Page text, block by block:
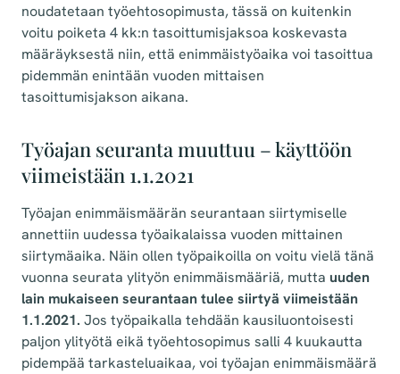
noudatetaan työehtosopimusta, tässä on kuitenkin
voitu poiketa 4 kk:n tasoittumisjaksoa koskevasta
määräyksestä niin, että enimmäistyöaika voi tasoittua
pidemmän enintään vuoden mittaisen
tasoittumisjakson aikana.
Työajan seuranta muuttuu – käyttöön
viimeistään 1.1.2021
Työajan enimmäismäärän seurantaan siirtymiselle
annettiin uudessa työaikalaissa vuoden mittainen
siirtymäaika. Näin ollen työpaikoilla on voitu vielä tänä
vuonna seurata ylityön enimmäismääriä, mutta uuden
lain mukaiseen seurantaan tulee siirtyä viimeistään
1.1.2021. Jos työpaikalla tehdään kausiluontoisesti
paljon ylityötä eikä työehtosopimus salli 4 kuukautta
pidempää tarkasteluaikaa, voi työajan enimmäismäärä